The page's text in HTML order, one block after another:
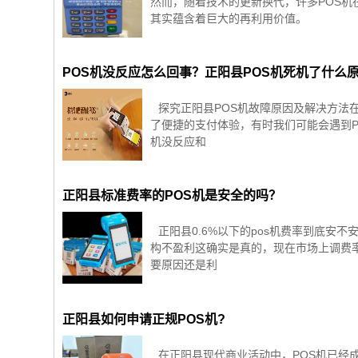
其实蕴含着巨大的再利用价值。
POS机没反应怎么回事？正阳县POS机死机了什么
探究正阳县POS机故障原因及解决方法
了便捷的支付体验，有时我们可能会遇
机没反应和
正阳县标准费率的POS机是安全的吗？
正阳县0.6%以下的pos机费率到底安不
构不盈利这确实是真的，现在市场上调
要原因还是利
正阳县如何申请正规POS机?
在正阳县现代商业活动中，POS机已经